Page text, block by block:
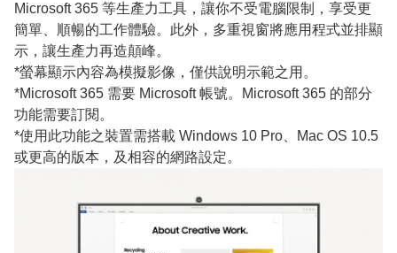
Microsoft 365 等生產力工具，讓你不受電腦限制，享受更
簡單、順暢的工作體驗。此外，多重視窗將應用程式並排顯
示，讓生產力再造顛峰。
*螢幕顯示內容為模擬影像，僅供說明示範之用。
*Microsoft 365 需要 Microsoft 帳號。Microsoft 365 的部分
功能需要訂閱。
*使用此功能之裝置需搭載 Windows 10 Pro、Mac OS 10.5
或更高的版本，及相容的網路設定。